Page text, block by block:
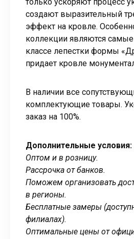
создают выразительный
эффект на кровле.
коллекции являются
классе лепестки формы
придает кровле
В наличии все
комплектующие товары.
заказ на 100%.
Дополнительные условия:
Оптом и в розницу.
Рассрочка от банков.
Поможем организовать
в регионы.
Бесплатные замеры
филиалах).
Оптимальные цены от